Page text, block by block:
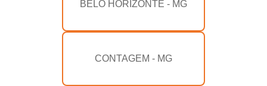
BELO HORIZONTE - MG
CONTAGEM - MG